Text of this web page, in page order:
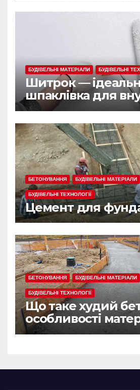
БУДІВЕЛЬНІ МАТЕРІАЛИ БУДІВЕЛЬНІ
Шитрок —
шпаклівка для
обробки
БЕТОНУВАННЯ БУДІВЕЛЬНІ МАТЕРІАЛИ
БУДІВЕЛЬНІ ТЕХНОЛОГІЇ
Цемент для
БЕТОНУВАННЯ БУДІВЕЛЬНІ МАТЕРІАЛИ
БУДІВЕЛЬНІ ТЕХНОЛОГІЇ
Що таке худий
особливості
сфера